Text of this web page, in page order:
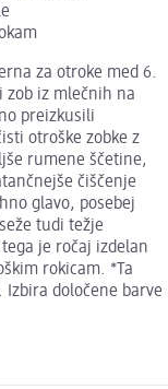
za otroke med 6.
zob iz mlečnih na
preizkusili
otroške zobke z
rumene ščetine,
čiščenje
glavo, posebej
tudi težje
je ročaj izdelan
rokicam. *Ta
določene barve